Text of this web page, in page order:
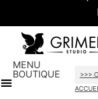
MENU
BOUTIQUE
>>>